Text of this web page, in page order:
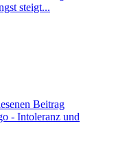
steigt...
- Intoleranz und